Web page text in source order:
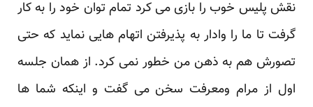
نقش پلیس خوب را بازی می کرد تمام توان خود را به کار
گرفت تا ما را وادار به پذیرفتن اتهام هایی نماید که حتی
تصورش هم به ذهن من خطور نمی کرد. از همان جلسه
اول از مرام ومعرفت سخن می گفت و اینکه شما ها